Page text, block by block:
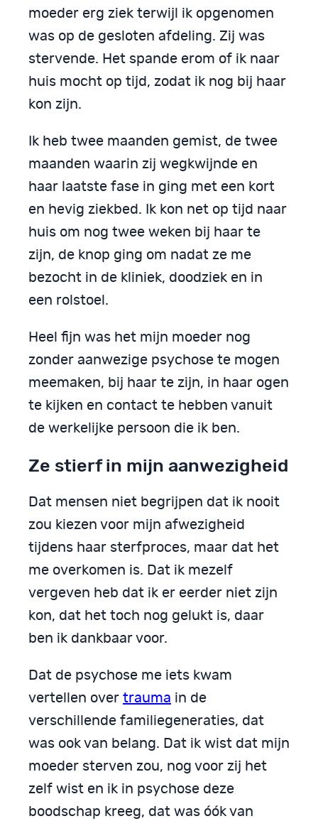
moeder erg ziek terwijl ik opgenomen
was op de gesloten afdeling. Zij was
stervende. Het spande erom of ik naar
huis mocht op tijd, zodat ik nog bij haar
kon zijn.
Ik heb twee maanden gemist, de twee
maanden waarin zij wegkwijnde en
haar laatste fase in ging met een kort
en hevig ziekbed. Ik kon net op tijd naar
huis om nog twee weken bij haar te
zijn, de knop ging om nadat ze me
bezocht in de kliniek, doodziek en in
een rolstoel.
Heel fijn was het mijn moeder nog
zonder aanwezige psychose te mogen
meemaken, bij haar te zijn, in haar ogen
te kijken en contact te hebben vanuit
de werkelijke persoon die ik ben.
Ze stierf in mijn aanwezigheid
Dat mensen niet begrijpen dat ik nooit
zou kiezen voor mijn afwezigheid
tijdens haar sterfproces, maar dat het
me overkomen is. Dat ik mezelf
vergeven heb dat ik er eerder niet zijn
kon, dat het toch nog gelukt is, daar
ben ik dankbaar voor.
Dat de psychose me iets kwam
vertellen over trauma in de
verschillende familiegeneraties, dat
was ook van belang. Dat ik wist dat mijn
moeder sterven zou, nog voor zij het
zelf wist en ik in psychose deze
boodschap kreeg, dat was óók van